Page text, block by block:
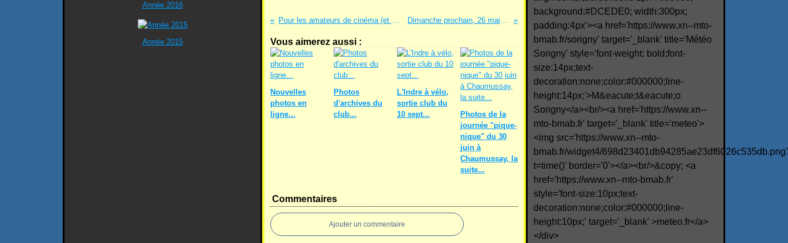
Année 2016
Année 2015
Pour les amateurs de cinéma (et de vélo bien sûr)... Dimanche prochain, 26 mai, c'est BALLAN !
Vous aimerez aussi :
Nouvelles
photos en
ligne...
Photos
d'archives du
club...
L'Indre à vélo,
sortie club du
10 sept...
Photos de la
journée "pique-
nique" du 30
juin à
Chaumussay, la
suite...
Commentaires
Ajouter un commentaire
background:#DCEDE0; width:300px;
padding:4px'><a href='https://www.xn--mto-
bmab.fr/sorigny' target='_blank' title='Météo
Sorigny' style='font-weight: bold;font-
size:14px;text-
decoration:none;color:#000000;line-
height:14px;'>M&eacute;t&eacute;o
Sorigny</a><br/><a href='https://www.xn--
mto-bmab.fr' target='_blank' title='meteo'>
<img src='https://www.xn--mto-
bmab.fr/widget4/
t=time()' border='0'></a><br/>&copy; <a
href='https://www.xn--mto-bmab.fr'
style='font-size:10px;text-
decoration:none;color:#000000;line-
height:10px;' target='_blank' >meteo.fr</a>
</div>